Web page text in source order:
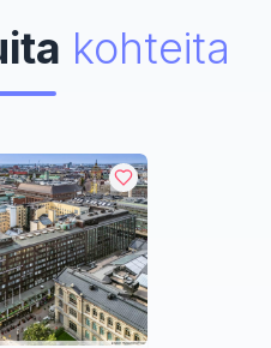
kohteita